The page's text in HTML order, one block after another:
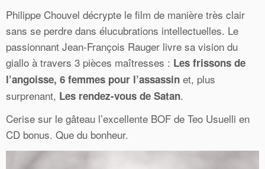
Philippe Chouvel décrypte le film de manière très clair
sans se perdre dans élucubrations intellectuelles. Le
passionnant Jean-François Rauger livre sa vision du
giallo à travers 3 pièces maîtresses : Les frissons de
l’angoisse, 6 femmes pour l’assassin et, plus
surprenant, Les rendez-vous de Satan.
Cerise sur le gâteau l’excellente BOF de Teo Usuelli en
CD bonus. Que du bonheur.